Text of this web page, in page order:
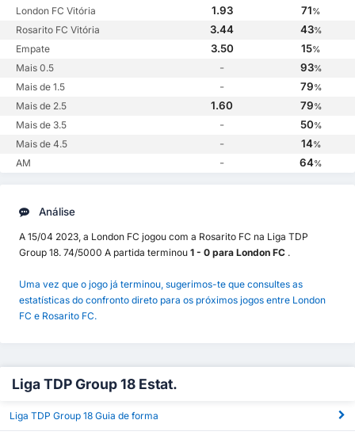
London FC Vitória 1.93 71%
Rosarito FC Vitória 3.44 43%
Empate 3.50 15%
Mais 0.5 - 93%
Mais de 1.5 - 79%
Mais de 2.5 1.60 79%
Mais de 3.5 - 50%
Mais de 4.5 - 14%
AM - 64%
Análise
A 15/04 2023, a London FC jogou com a Rosarito FC na Liga TDP
Group 18. 74/5000 A partida terminou 1 - 0 para London FC .
Uma vez que o jogo já terminou, sugerimos-te que consultes as
estatísticas do confronto direto para os próximos jogos entre London
FC e Rosarito FC.
Liga TDP Group 18 Estat.
Liga TDP Group 18 Guia de forma